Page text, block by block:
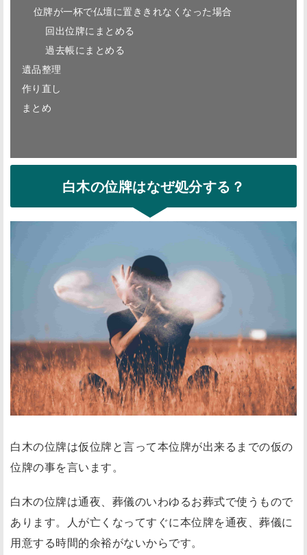
位牌が一杯で仏壇に置ききれなくなった場合
回出位牌にまとめる
過去帳にまとめる
遺品整理
作り直し
まとめ
白木の位牌はなぜ処分する？
白木の位牌は仮位牌と言って本位牌が出来るまでの仮の
位牌の事を言います。
白木の位牌は通夜、葬儀のいわゆるお葬式で使うもので
あります。人が亡くなってすぐに本位牌を通夜、葬儀に
用意する時間的余裕がないからです。